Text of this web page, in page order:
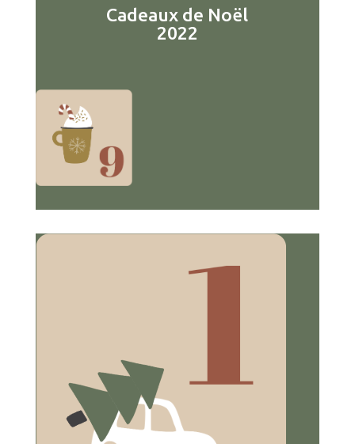
Cadeaux de Noël
2022